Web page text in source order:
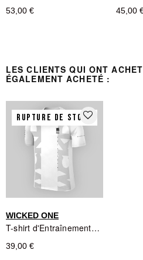
53,00 € 45,00
LES CLIENTS QUI ONT
ÉGALEMENT ACHETÉ :
RUPTURE DE STOCK
favorite_border
WICKED ONE
T-shirt d'Entraînement WCKD Blanc Wicked One
39,00 €